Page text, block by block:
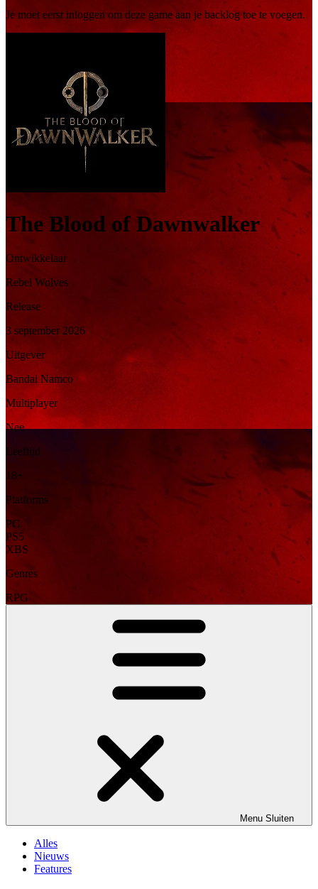
Je moet eerst inloggen om deze game aan je backlog toe te voegen.
The Blood of Dawnwalker
Ontwikkelaar
Rebel Wolves
Release
3 september 2026
Uitgever
Bandai Namco
Multiplayer
Nee
Leeftijd
18+
Platforms
PC
PS5
XBS
Genres
RPG
Menu Sluiten
Alles
Nieuws
Features